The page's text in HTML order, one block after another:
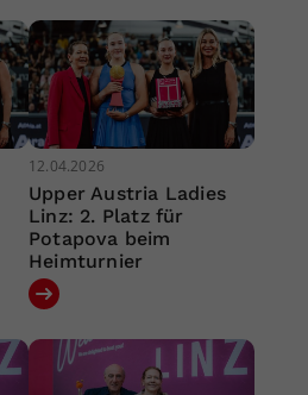
12.04.2026
Upper Austria Ladies
Linz: 2. Platz für
Potapova beim
Heimturnier